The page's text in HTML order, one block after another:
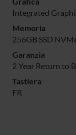
Integrated
Memoria
256GB SSD
Garanzia
2 Year Return to
Tastiera
FR